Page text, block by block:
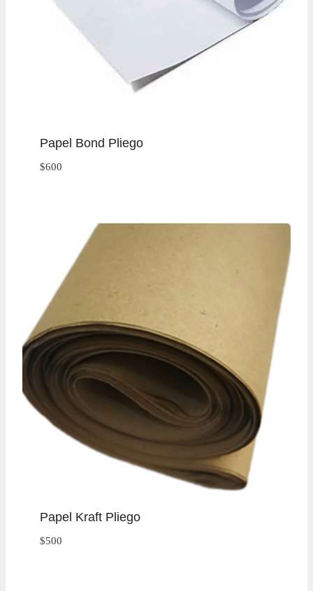
Papel Bond Pliego
$600
Papel Kraft Pliego
$500